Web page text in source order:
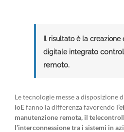
Il risultato è la
digitale integrato
remoto.
Le tecnologie messe a disposizione
IoEfanno la differenza favorendo
manutenzione remota, il
l’interconnessione tra i sistemi in